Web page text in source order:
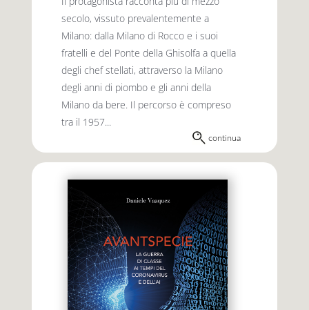
secolo, vissuto prevalentemente a
Milano: dalla Milano di Rocco e i suoi
fratelli e del Ponte della Ghisolfa a quella
degli chef stellati, attraverso la Milano
degli anni di piombo e gli anni della
Milano da bere. Il percorso è compreso
tra il 1957...
continua